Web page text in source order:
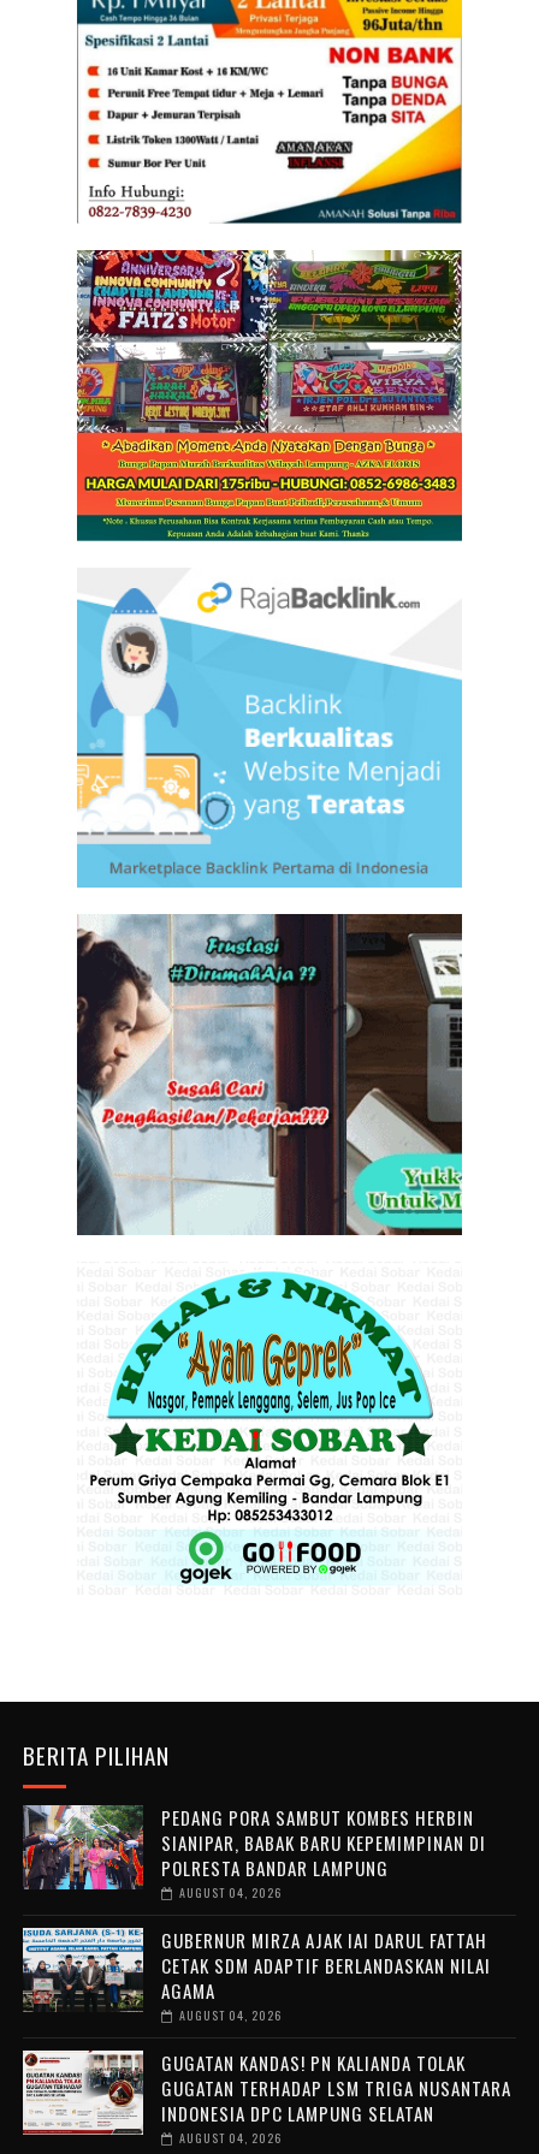
BERITA PILIHAN
PEDANG PORA SAMBUT KOMBES HERBIN
SIANIPAR, BABAK BARU KEPEMIMPINAN DI
POLRESTA BANDAR LAMPUNG
AUGUST 04, 2026
GUBERNUR MIRZA AJAK IAI DARUL FATTAH
CETAK SDM ADAPTIF BERLANDASKAN NILAI
AGAMA
AUGUST 04, 2026
GUGATAN KANDAS! PN KALIANDA TOLAK
GUGATAN TERHADAP LSM TRIGA NUSANTARA
INDONESIA DPC LAMPUNG SELATAN
AUGUST 04, 2026